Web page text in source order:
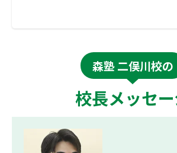
森塾 二俣川校の
校長メッセ